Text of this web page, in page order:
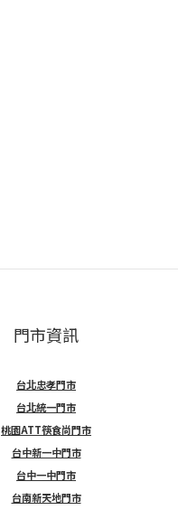
門市資訊
台北忠孝門市
台北統一門市
桃園ATT筷食尚門市
台中新一中門市
台中一中門市
台南新天地門市